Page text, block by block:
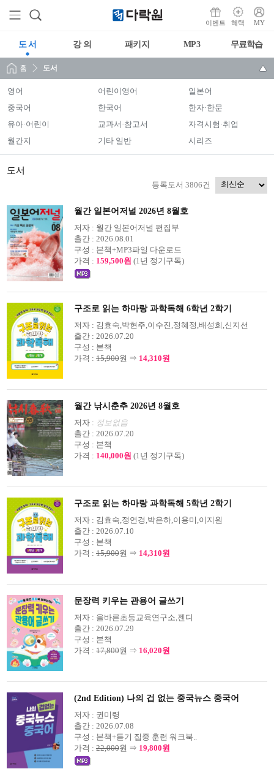
이벤트 혜택 MY
도 서 강 의 패키지 MP3 무료학습
홈 도서
영어 어린이영어
일본어
중국어
한국어
한자·한문
유아·어린이
교과서·참고서
자격시험·취업
월간지
기타 일반 시리즈
도서
등록도서 3806건
월간 일본어저널 2026년 8월호
저자 : 월간 일본어저널 편집부
출간 : 2026.08.01
구성 : 본책+MP3파일 다운로드
가격 : 159,500원 (1년 정기구독)
구조로 읽는 하마랑 과학독해 6학년 2학기
저자 : 김효숙,박현주,이수진,정혜정,배성희,신지선
출간 : 2026.07.20
구성 : 본책
가격 : 15,900원 ⇒ 14,310원
월간 낚시춘추 2026년 8월호
저자 : 정보없음
출간 : 2026.07.20
구성 : 본책
가격 : 140,000원 (1년 정기구독)
구조로 읽는 하마랑 과학독해 5학년 2학기
저자 : 김효숙,정연경,박은하,이용미,이지원
출간 : 2026.07.10
구성 : 본책
가격 : 15,900원 ⇒ 14,310원
문장력 키우는 관용어 글쓰기
저자 : 올바른초등교육연구소,젠디
출간 : 2026.07.29
구성 : 본책
가격 : 17,800원 ⇒ 16,020원
(2nd Edition) 나의 겁 없는 중국뉴스 중국어
저자 : 권미령
출간 : 2026.07.08
구성 : 본책+듣기 집중 훈련 워크북..
가격 : 22,000원 ⇒ 19,800원